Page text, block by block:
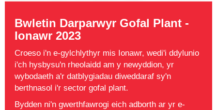
Bwletin Darparwyr Gofal Plant -
Ionawr 2023
Croeso i'n e-gylchlythyr mis Ionawr, wedi'i ddylunio
i'ch hysbysu'n rheolaidd am y newyddion, yr
wybodaeth a'r datblygiadau diweddaraf sy'n
berthnasol i'r sector gofal plant.
Bydden ni'n gwerthfawrogi eich adborth ar yr e-